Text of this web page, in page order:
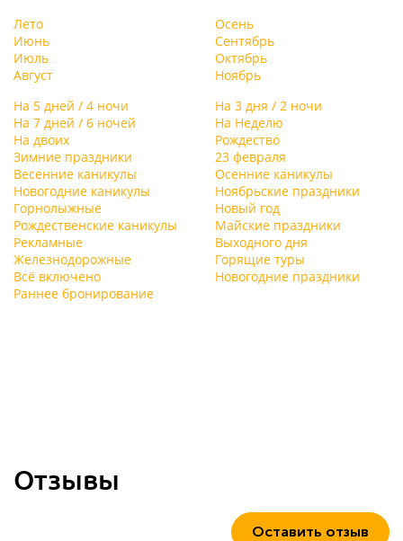
Лето
Июнь
Июль
Август
Осень
Сентябрь
Октябрь
Ноябрь
На 5 дней / 4 ночи
На 3 дня / 2 ночи
На 7 дней / 6 ночей
На Неделю
На двоих
Рождество
Зимние праздники
23 февраля
Весенние каникулы
Осенние каникулы
Новогодние каникулы
Ноябрьские праздники
Горнолыжные
Новый год
Рождественские каникулы
Майские праздники
Рекламные
Выходного дня
Железнодорожные
Горящие туры
Всё включено
Новогодние праздники
Раннее бронирование
Отзывы
Оставить отзыв